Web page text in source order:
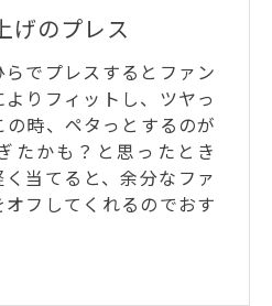
げのプレス
でプレスするとファン
りフィットし、ツヤっ
の時、ペタっとするのが
たかも？と思ったとき
当てると、余分なファ
フしてくれるのでおす